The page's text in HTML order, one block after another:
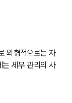
외형적으로는 자
세무 관리의 사